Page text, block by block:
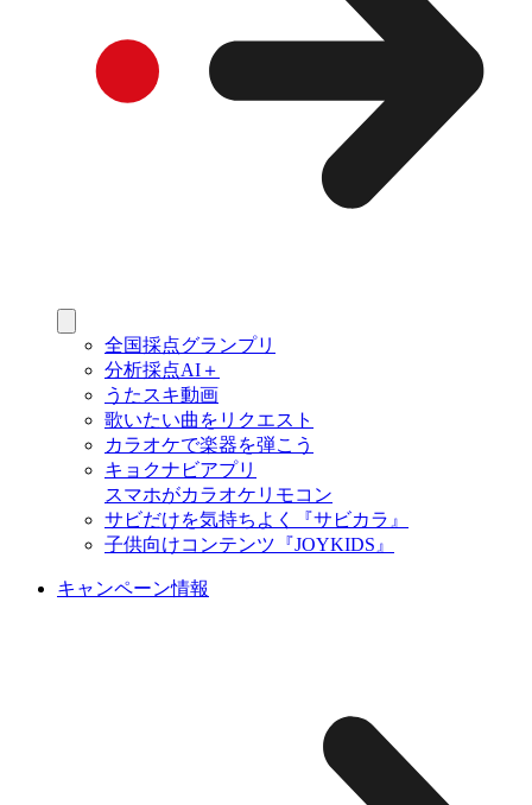
全国採点グランプリ
分析採点AI＋
うたスキ動画
歌いたい曲をリクエスト
カラオケで楽器を弾こう
キョクナビアプリ
スマホがカラオケリモコン
サビだけを気持ちよく『サビカラ』
子供向けコンテンツ『JOYKIDS』
キャンペーン情報